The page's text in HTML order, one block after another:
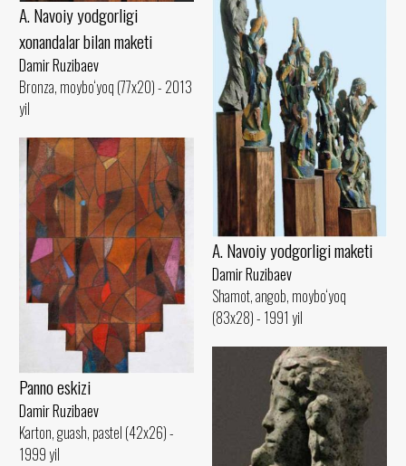
A. Navoiy yodgorligi
xonandalar bilan maketi
Damir Ruzibaev
Bronza, moybo‘yoq (77x20) - 2013
yil
A. Navoiy yodgorligi maketi
Damir Ruzibaev
Shamot, angob, moybo‘yoq
(83x28) - 1991 yil
Panno eskizi
Damir Ruzibaev
Karton, guash, pastel (42x26) -
1999 yil